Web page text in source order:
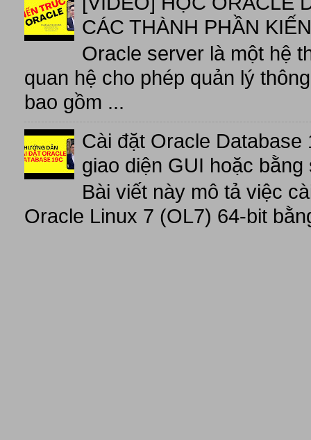
CÁC THÀNH PHẦN
Oracle server là một hệ
quan hệ cho phép quản lý
bao gồm ...
Cài đặt Oracle
giao diện GUI hoặc bằng
Bài viết này mô tả việc
Oracle Linux 7 (OL7) 64-bit